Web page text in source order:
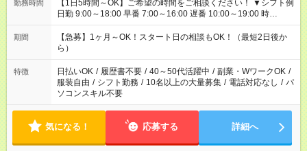
勤務時間
【1日5時間～OK】ご希望の時間をご相談ください！ ▼シフト例
日勤 9:00～18:00 早番 7:00～16:00 遅番 10:00～19:00 時
短 10:00～15:00 上記はあくまで一例です。 「夕方までには帰宅
しておきたい」 「朝はゆっくりのスタートがいい」 「お昼の時
間を有効に使いたい」 など、ご希望があれば教えてください
ね。
期間
【急募】1ヶ月～OK！スタート日の相談もOK！（最短2日後か
ら）
特徴 日払いOK / 履歴書不要 / 40～50代活躍中 / 副業・WワークOK /
服装自由 / シフト勤務 / 10名以上の大量募集 / 電話対応なし / パ
ソコンスキル不要
気になる！ 応募する 詳細へ